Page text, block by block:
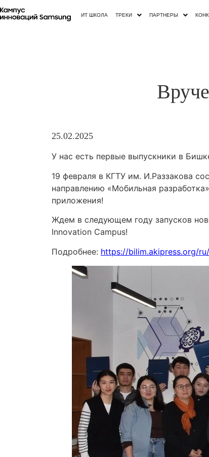
ИТ ШКОЛА ТРЕКИ ПАРТНЕРЫ
25.02.2025
У нас есть первые выпускники в
19 февраля в КГТУ им. И.Раззакова
направлению «Мобильная
приложения!
Ждем в следующем году запусков
Innovation Campus!
Подробнее: https://bilim.akipress.org/